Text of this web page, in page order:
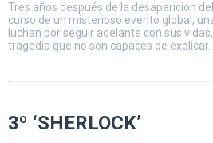
Tres años después de la desaparición
curso de un misterioso evento global,
luchan por seguir adelante con sus
tragedia que no son capaces de explicar.
3º ‘SHERLOCK’